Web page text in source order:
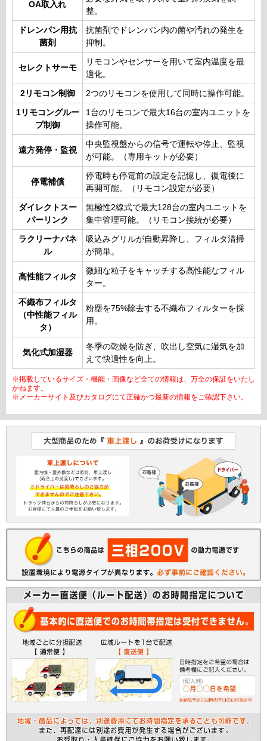
OA取入れ
整。
ドレンパン用抗
菌剤
抗菌剤でドレンパン内の菌や汚れの発生を
抑制。
セレクトサーモ
リモコンやセンサーを用いて室内温度を最
適化。
2リモコン制御 2つのリモコンを使用して同時に操作可能。
1リモコングルー
プ制御
1台のリモコンで最大16台の室内ユニットを
操作可能。
遠方発停・監視
中央監視盤からの信号で運転や停止、監視
が可能。（専用キットが必要）
停電補償
停電時も停電前の設定を記憶し、復電後に
再開可能。（リモコン設定が必要）
ダイレクトスー
パーリンク
無極性2線式で最大128台の室内ユニットを
集中管理可能。（リモコン接続が必要）
ラクリーナパネ
ル
吸込みグリルが自動昇降し、フィルタ清掃
が簡単。
高性能フィルタ
微細な粒子をキャッチする高性能なフィル
ター。
不織布フィルタ
（中性能フィル
タ）
粉塵を75%除去する不織布フィルターを採
用。
気化式加湿器
冬季の乾燥を防ぎ、吹出し空気に湿気を加
えて快適性を向上。
※掲載しているサイズ・機能・画像など全ての情報は、万全の保証をいたし
かねます。
※メーカーサイト及びカタログにて正確かつ最新の情報をご確認下さい。